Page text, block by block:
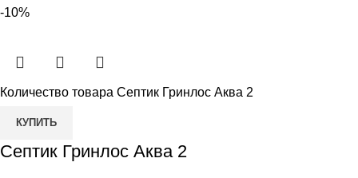
-10%
Количество товара Септик Гринлос Аква 2
КУПИТЬ
Септик Гринлос Аква 2